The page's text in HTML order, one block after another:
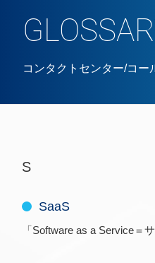
コンタクトセンター/コー
S
SaaS
「Software as a Service＝